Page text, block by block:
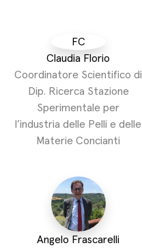
FC
Claudia Florio
Coordinatore Scientifico di
Dip. Ricerca Stazione
Sperimentale per
l’industria delle Pelli e delle
Materie Concianti
Angelo Frascarelli